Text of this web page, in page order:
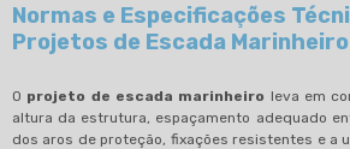
Normas e Especificações
Projetos de Escada Marinheiro
O projeto de escada marinheiro leva em
altura da estrutura, espaçamento adequado
dos aros de proteção, fixações resistentes e a